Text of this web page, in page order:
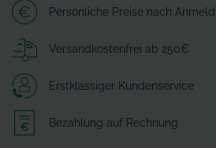
Persönliche Preise nach
Versandkostenfrei ab 250€
Erstklassiger Kundenservice
Bezahlung auf Rechnung